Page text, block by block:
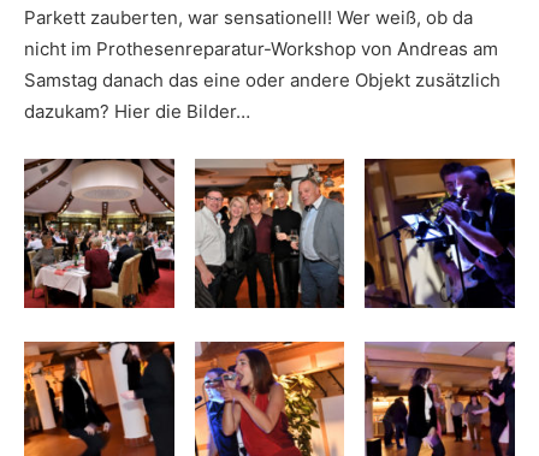
Parkett zauberten, war sensationell! Wer weiß, ob da
nicht im Prothesenreparatur-Workshop von Andreas am
Samstag danach das eine oder andere Objekt zusätzlich
dazukam? Hier die Bilder…